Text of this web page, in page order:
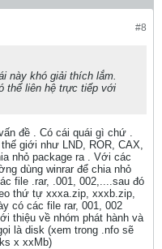
#8
này khó giải thích lắm.
thể liên hệ trực tiếp với
đề . Có cái quái gì chứ .
giới như LND, ROR, CAX,
nhỏ package ra . Với các
dùng winrar để chia nhỏ
file .rar, .001, 002,....sau đó
thứ tự xxxa.zip, xxxb.zip,
có các file rar, 001, 002
thiệu về nhóm phát hành và
là disk (xem trong .nfo sẽ
x xxMb)